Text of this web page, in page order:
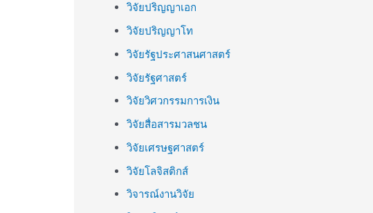
วิจัยปริญญาเอก
วิจัยปริญญาโท
วิจัยรัฐประศาสนศาสตร์
วิจัยรัฐศาสตร์
วิจัยวิศวกรรมการเงิน
วิจัยสื่อสารมวลชน
วิจัยเศรษฐศาสตร์
วิจัยโลจิสติกส์
วิจารณ์งานวิจัย